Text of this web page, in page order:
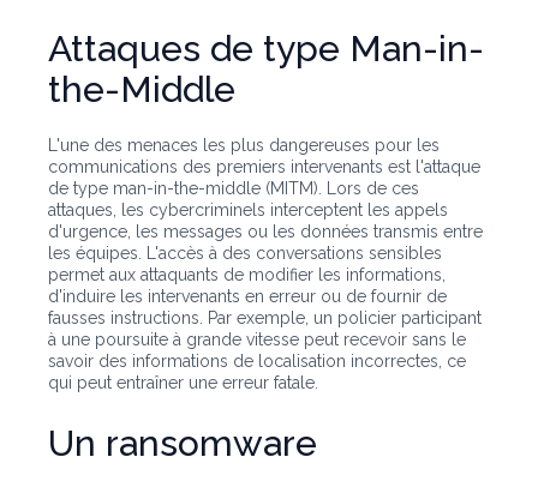
Attaques de type Man-in-
the-Middle
L'une des menaces les plus dangereuses pour les
communications des premiers intervenants est l'attaque
de type man-in-the-middle (MITM). Lors de ces
attaques, les cybercriminels interceptent les appels
d'urgence, les messages ou les données transmis entre
les équipes. L'accès à des conversations sensibles
permet aux attaquants de modifier les informations,
d'induire les intervenants en erreur ou de fournir de
fausses instructions. Par exemple, un policier participant
à une poursuite à grande vitesse peut recevoir sans le
savoir des informations de localisation incorrectes, ce
qui peut entraîner une erreur fatale.
Un ransomware